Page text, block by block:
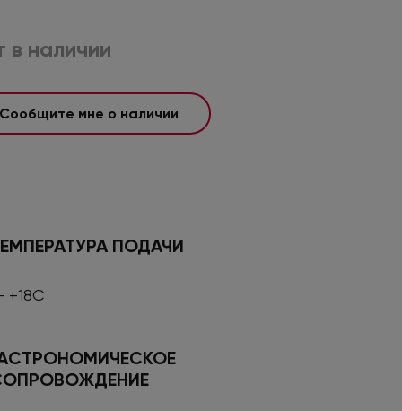
в наличии
мне о наличии
ПОДАЧИ
+18С